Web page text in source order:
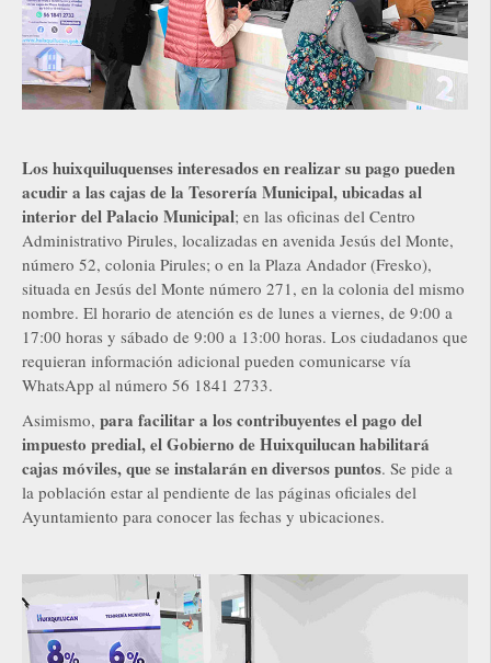
Los huixquiluquenses interesados en realizar su pago pueden
acudir a las cajas de la Tesorería Municipal, ubicadas al
interior del Palacio Municipal; en las oficinas del Centro
Administrativo Pirules, localizadas en avenida Jesús del Monte,
número 52, colonia Pirules; o en la Plaza Andador (Fresko),
situada en Jesús del Monte número 271, en la colonia del mismo
nombre. El horario de atención es de lunes a viernes, de 9:00 a
17:00 horas y sábado de 9:00 a 13:00 horas. Los ciudadanos que
requieran información adicional pueden comunicarse vía
WhatsApp al número 56 1841 2733.
Asimismo, para facilitar a los contribuyentes el pago del
impuesto predial, el Gobierno de Huixquilucan habilitará
cajas móviles, que se instalarán en diversos puntos. Se pide a
la población estar al pendiente de las páginas oficiales del
Ayuntamiento para conocer las fechas y ubicaciones.